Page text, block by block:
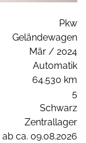
Pkw
Geländewagen
Mär / 2024
Automatik
64.530 km
5
Schwarz
Zentrallager
ab ca. 09.08.2026